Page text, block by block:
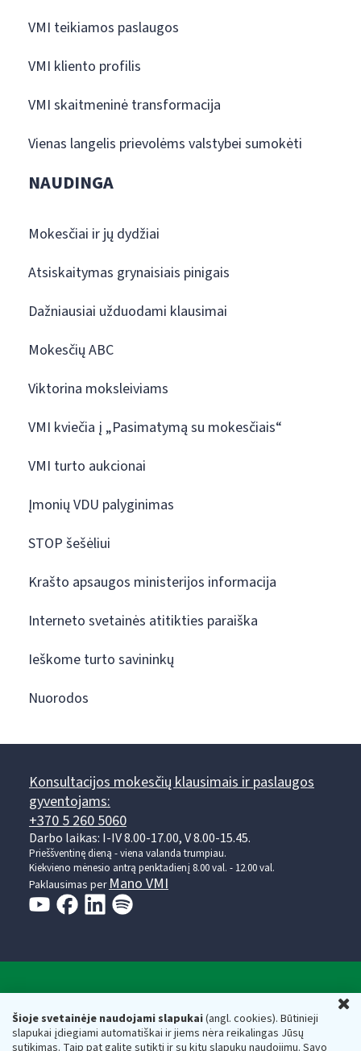
Šioje svetainėje naudojami slapukai(angl. cookies). Būtinieji
slapukai įdiegiami automatiškai ir jiems nėra reikalingas Jūsų
sutikimas. Taip pat galite sutikti ir su kitų slapukų naudojimu. Savo
VMI teikiamos paslaugos
VMI kliento profilis
VMI skaitmeninė transformacija
Vienas langelis prievolėms valstybei sumokėti
NAUDINGA
Mokesčiai ir jų dydžiai
Atsiskaitymas grynaisiais pinigais
Dažniausiai užduodami klausimai
Mokesčių ABC
Viktorina moksleiviams
VMI kviečia į „Pasimatymą su mokesčiais“
VMI turto aukcionai
Įmonių VDU palyginimas
STOP šešėliui
Krašto apsaugos ministerijos informacija
Interneto svetainės atitikties paraiška
Ieškome turto savininkų
Nuorodos
Konsultacijos mokesčių klausimais ir paslaugos
gyventojams:
+370 5 260 5060
Darbo laikas: I-IV 8.00-17.00, V 8.00-15.45.
Prieššventinę dieną - viena valanda trumpiau.
Kiekvieno mėnesio antrą penktadienį 8.00 val. - 12.00 val.
Paklausimas perMano VMI
Valstybinė mokesčių inspekcija prie Lietuvos
Respublikos finansų ministerijos
Biudžetinė įstaiga. Juridinio asmens kodas — 188659752,